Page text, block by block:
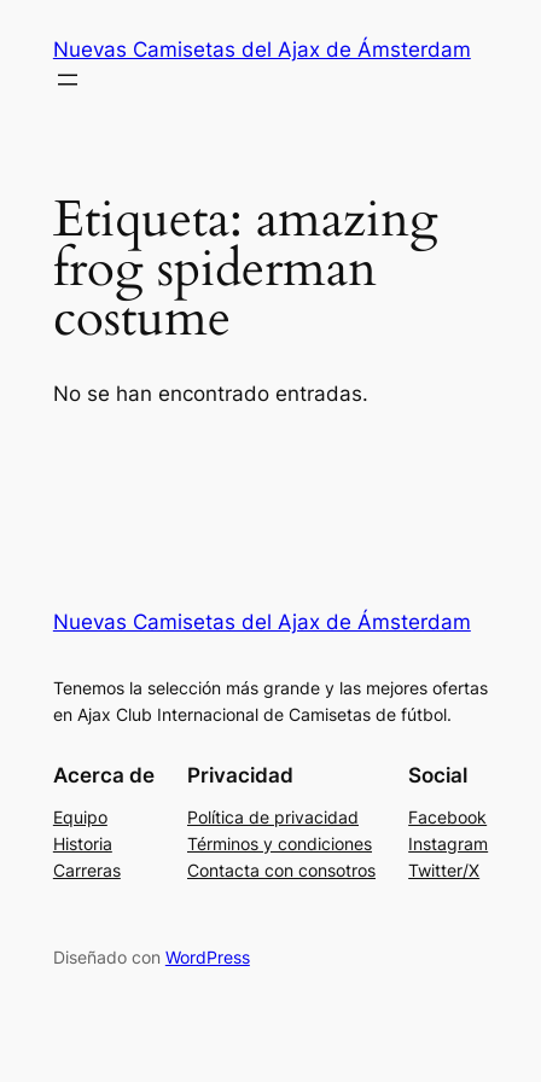
contenido
Nuevas Camisetas del Ajax de Ámsterdam
Etiqueta: amazing
frog spiderman
costume
No se han encontrado entradas.
Nuevas Camisetas del Ajax de Ámsterdam
Tenemos la selección más grande y las mejores ofertas
en Ajax Club Internacional de Camisetas de fútbol.
Acerca de
Equipo
Historia
Carreras
Privacidad
Política de privacidad
Términos y condiciones
Contacta con consotros
Social
Facebook
Instagram
Twitter/X
Diseñado con WordPress